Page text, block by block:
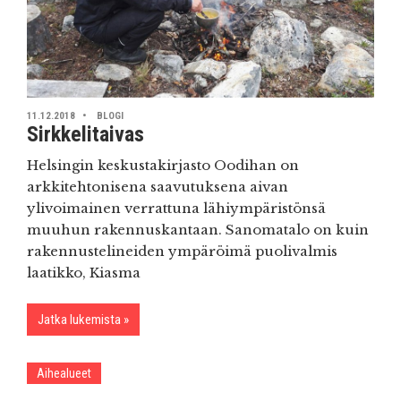
11.12.2018 BLOGI
Sirkkelitaivas
Helsingin keskustakirjasto Oodihan on
arkkitehtonisena saavutuksena aivan
ylivoimainen verrattuna lähiympäristönsä
muuhun rakennuskantaan. Sanomatalo on kuin
rakennustelineiden ympäröimä puolivalmis
laatikko, Kiasma
Jatka lukemista
Aihealueet